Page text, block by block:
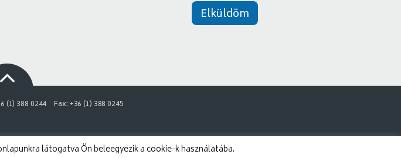
Elküldöm
(1) 388 0244
Fax: +36 (1) 388 0245
látogatva Ön beleegyezik a cookie-k használatába.